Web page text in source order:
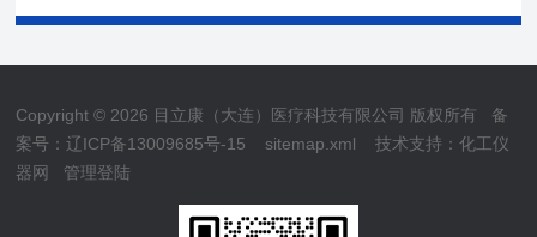
Copyright © 2026 目立康（大连）医疗科技有限公司 版权所有 备
案号：辽ICP备13009685号-15
sitemap.xml 技术支持：化工仪
器网
管理登陆